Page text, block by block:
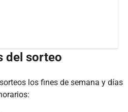
del sorteo
los fines de semana y días